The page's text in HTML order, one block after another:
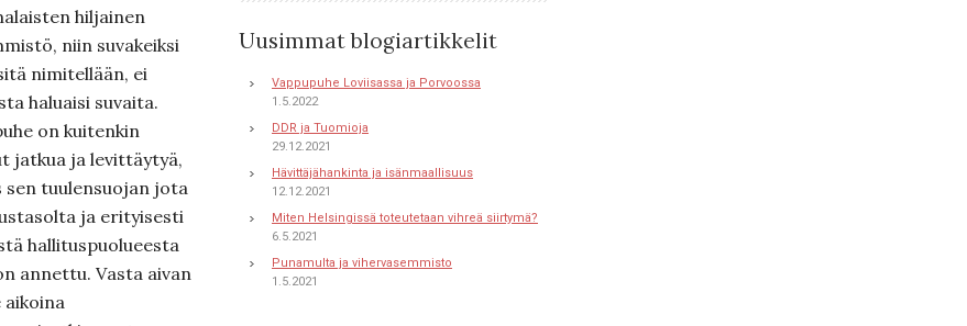
hiljainen
niin suvakeiksi
nimitellään, ei
haluaisi suvaita.
on kuitenkin
jatkua ja levittäytyä,
sen tuulensuojan jota
ja erityisesti
hallituspuolueesta
annettu. Vasta aivan
aikoina
Uusimmat blogiartikkelit
Vappupuhe Loviisassa ja Porvoossa
1.5.2022
DDR ja Tuomioja
29.12.2021
Hävittäjähankinta ja isänmaallisuus
12.12.2021
Miten Helsingissä toteutetaan vihreä siirtymä?
6.5.2021
Punamulta ja vihervasemmisto
1.5.2021